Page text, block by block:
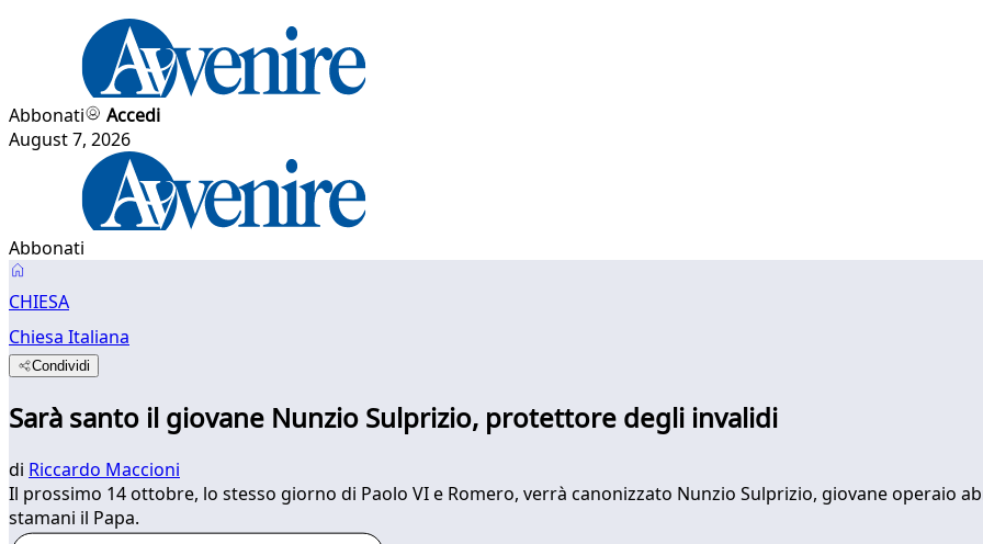
Abbonati
Accedi
August 7, 2026
Abbonati
CHIESA
Chiesa Italiana
Condividi
Sarà santo il giovane Nunzio Sulprizio, protettore degli invalidi
di Riccardo Maccioni
Il prossimo 14 ottobre, lo stesso giorno di Paolo VI e Romero, verrà canonizzato Nunzio Sulprizio, giovane operaio
stamani il Papa.